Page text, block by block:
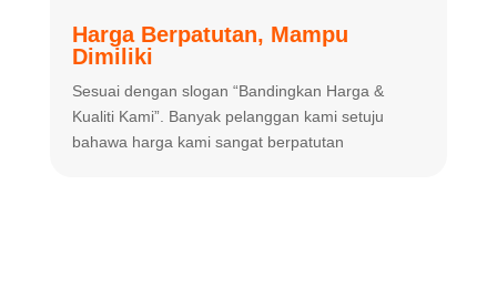
Harga Berpatutan, Mampu
Dimiliki
Sesuai dengan slogan “Bandingkan Harga &
Kualiti Kami”. Banyak pelanggan kami setuju
bahawa harga kami sangat berpatutan